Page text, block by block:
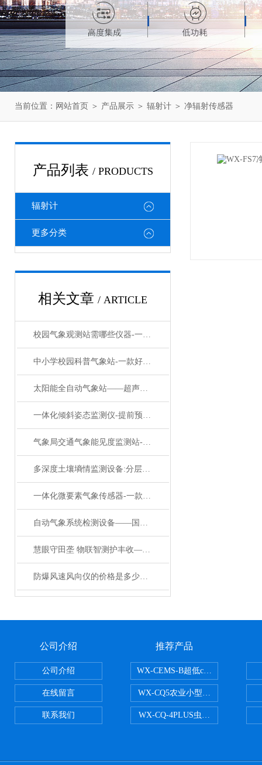
当前位置： 网站首页 ＞ 产品展示 ＞ 辐射计 ＞ 净辐射传感器
产品列表 / PRODUCTS
辐射计
更多分类
相关文章 / ARTICLE
校园气象观测站需哪些仪器-一款万象力推的全国校园气象站#2024已更新
中小学校园科普气象站-一款好用的中小学校园气象站#2023已更新
太阳能全自动气象站——超声波气象监测仪：让环境感知告别机械磨损
一体化倾斜姿态监测仪-提前预警潜在的自然灾害古树名木倾斜智能监测系统
气象局交通气象能见度监测站-专业的能见度监测站#2023已更新
多深度土壤墒情监测设备:分层精准感知,适配作物全周期生长需求
一体化微要素气象传感器-一款喜出望外的智慧灯杆气象传感器#2023已更新
自动气象系统检测设备——国内小型自动气象站：小站点，大作用的环境守护者
慧眼守田垄 物联智测护丰收——物联网虫情信息自动测报灯的农业革新
防爆风速风向仪的价格是多少@万象环境厂家#降雨新闻
公司介绍
公司介绍
在线留言
联系我们
推荐产品
WX-CEMS-B超低cems烟气监测系
WX-CQ5农业小型气象站
WX-CQ-4PLUS虫情测报灯